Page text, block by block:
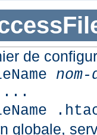
de
globale,